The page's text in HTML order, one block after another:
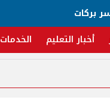
بركات
أخبار التعليم الخدمات